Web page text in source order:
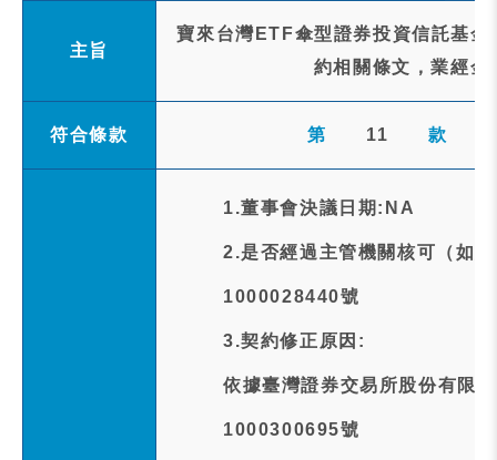
主旨
寶來台灣ETF傘型證券投資信託基
約相關條文，業經
符合條款 第 11 款
1.董事會決議日期:NA
2.是否經過主管機關核可（如
1000028440號
3.契約修正原因:
依據臺灣證券交易所股份有限
1000300695號